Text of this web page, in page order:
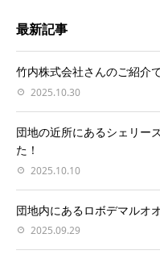
最新記事
竹内株式会社さんのご紹介
2025.10.30
団地の近所にあるシェリー
た！
2025.10.10
団地内にあるロボデマルオ
2025.09.29